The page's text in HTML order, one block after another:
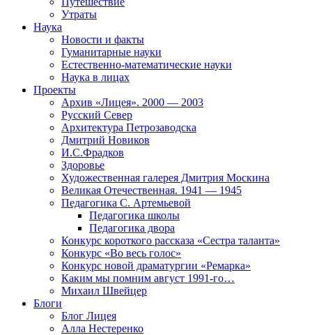
Утраты
Наука
Новости и факты
Гуманитарные науки
Естественно-математические науки
Наука в лицах
Проекты
Архив «Лицея». 2000 — 2003
Русский Север
Архитектура Петрозаводска
Дмитрий Новиков
И.С.Фрадков
Здоровье
Художественная галерея Дмитрия Москина
Великая Отечественная. 1941 — 1945
Педагогика С. Артемьевой
Педагогика школы
Педагогика двора
Конкурс короткого рассказа «Сестра таланта»
Конкурс «Во весь голос»
Конкурс новой драматургии «Ремарка»
Каким мы помним август 1991-го…
Михаил Швейцер
Блоги
Блог Лицея
Алла Нестеренко